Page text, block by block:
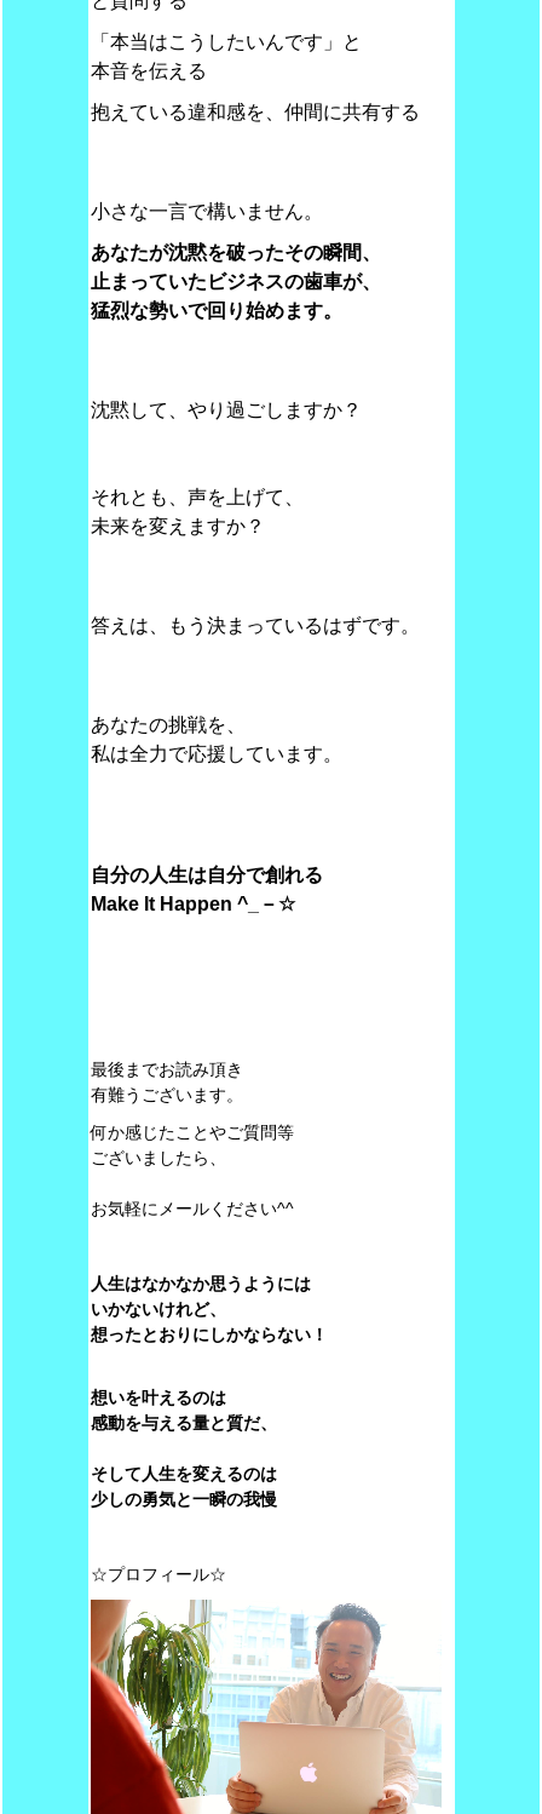
「本当はこうしたいんです」と
本音を伝える
抱えている違和感を、仲間に共有する
小さな一言で構いません。
あなたが沈黙を破ったその瞬間、
止まっていたビジネスの歯車が、
猛烈な勢いで回り始めます。
沈黙して、やり過ごしますか？
それとも、声を上げて、
未来を変えますか？
答えは、もう決まっているはずです。
あなたの挑戦を、
私は全力で応援しています。
自分の人生は自分で創れる
MakeIt Happen ^_－☆
最後までお読み頂き
有難うございます。
何か感じたことやご質問等
ございましたら、
お気軽にメールください^^
人生はなかなか思うようには
いかないけれど、
想ったとおりにしかならない！
想いを叶えるのは
感動を与える量と質だ、
そして人生を変えるのは
少しの勇気と一瞬の我慢
☆プロフィール☆